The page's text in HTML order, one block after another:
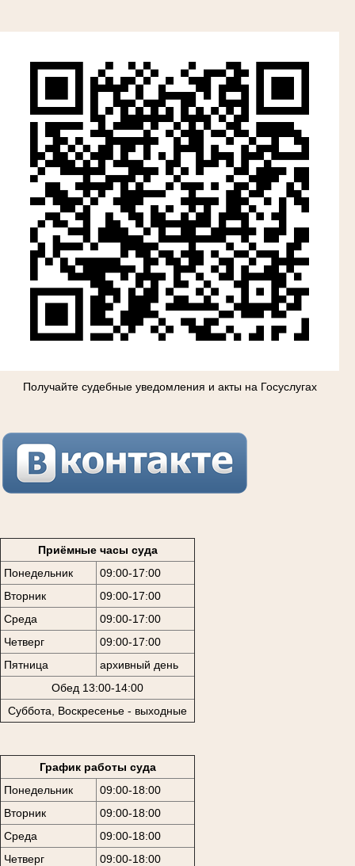
Получайте судебные уведомления и акты на Госуслугах
Приёмные часы суда
Понедельник
09:00-17:00
Вторник
09:00-17:00
Среда
09:00-17:00
Четверг
09:00-17:00
Пятница
архивный день
Обед 13:00-14:00
Суббота, Воскресенье - выходные
График работы суда
Понедельник
09:00-18:00
Вторник
09:00-18:00
Среда
09:00-18:00
Четверг
09:00-18:00